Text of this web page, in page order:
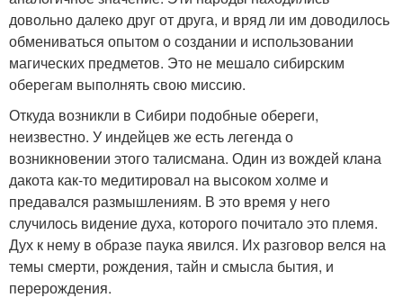
довольно далеко друг от друга, и вряд ли им доводилось
обмениваться опытом о создании и использовании
магических предметов. Это не мешало сибирским
оберегам выполнять свою миссию.
Откуда возникли в Сибири подобные обереги,
неизвестно. У индейцев же есть легенда о
возникновении этого талисмана. Один из вождей клана
дакота как-то медитировал на высоком холме и
предавался размышлениям. В это время у него
случилось видение духа, которого почитало это племя.
Дух к нему в образе паука явился. Их разговор велся на
темы смерти, рождения, тайн и смысла бытия, и
перерождения.